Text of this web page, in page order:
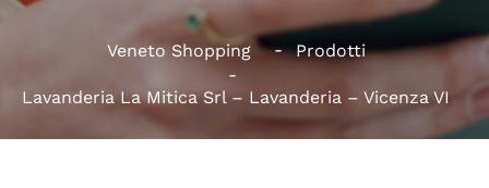
Veneto Shopping Prodotti
Lavanderia La Mitica Srl – Lavanderia – Vicenza VI